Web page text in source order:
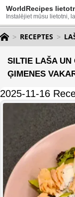
WorldRecipes
Instalējiet mūsu lietotni,
RECEPTES
SILTIE LAŠA UN
ĢIMENES
2025-11-16